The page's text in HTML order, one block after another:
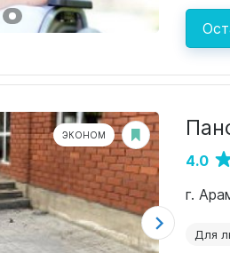
ЭКОНОМ
4.0
г.
Для